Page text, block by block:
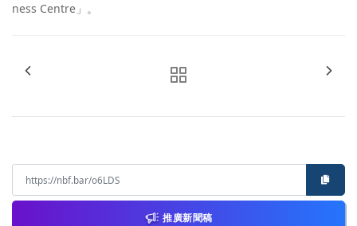
ness Centre」。
推廣新聞稿